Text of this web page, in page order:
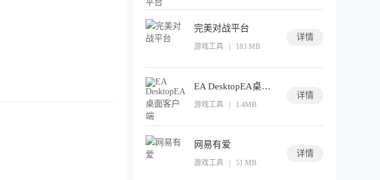
完美对战平台
游戏工具 183 MB
详情
EA DesktopEA桌面客户端
游戏工具 1.4MB
详情
网易有爱
游戏工具 51 MB
详情